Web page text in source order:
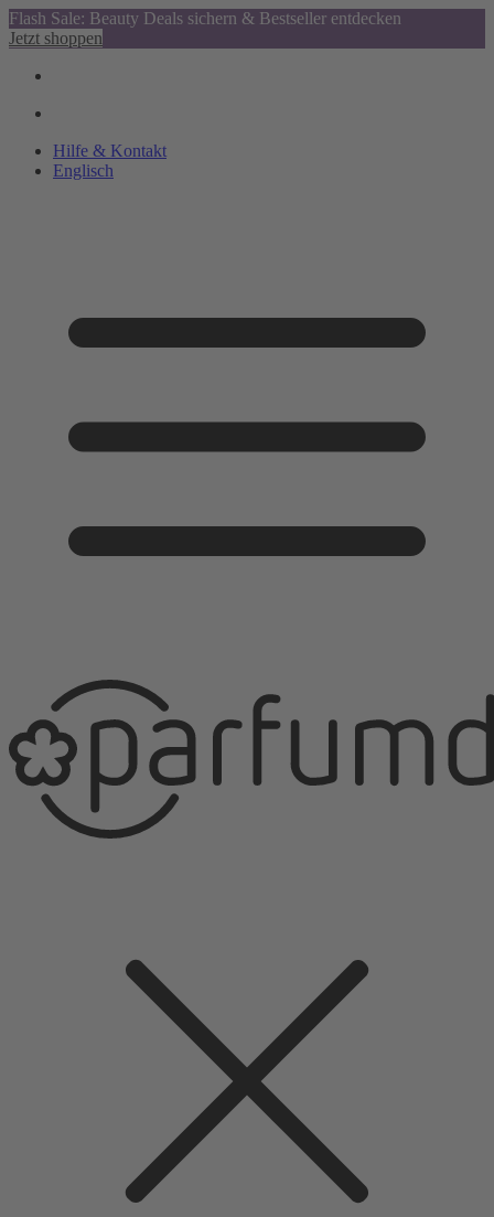
Flash Sale: Beauty Deals sichern & Bestseller entdecken
Jetzt shoppen
Hilfe & Kontakt
Englisch